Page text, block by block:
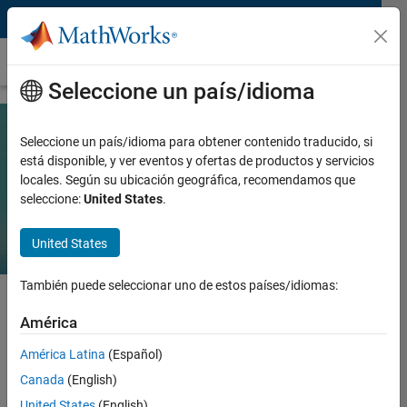
Saltar al contenido
Support Vector Machine (SVM)
Introducción a Support Vector
Machines (SVM)
Una Support Vector Machine (SVM) es un algoritmo de Machine
Learning supervisado que busca el hiperplano que mejor separa
Seleccione un país/idioma
Seleccione un país/idioma para obtener contenido traducido, si
está disponible, y ver eventos y ofertas de productos y servicios
locales. Según su ubicación geográfica, recomendamos que
seleccione:United States.
United States
También puede seleccionar uno de estos países/idiomas:
América
América Latina (Español)
Canada (English)